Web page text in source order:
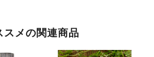
スメの関連商品